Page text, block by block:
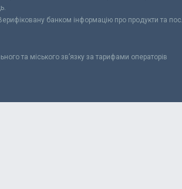
банком інформацію про продукти та
та міського зв’язку за тарифами операторів